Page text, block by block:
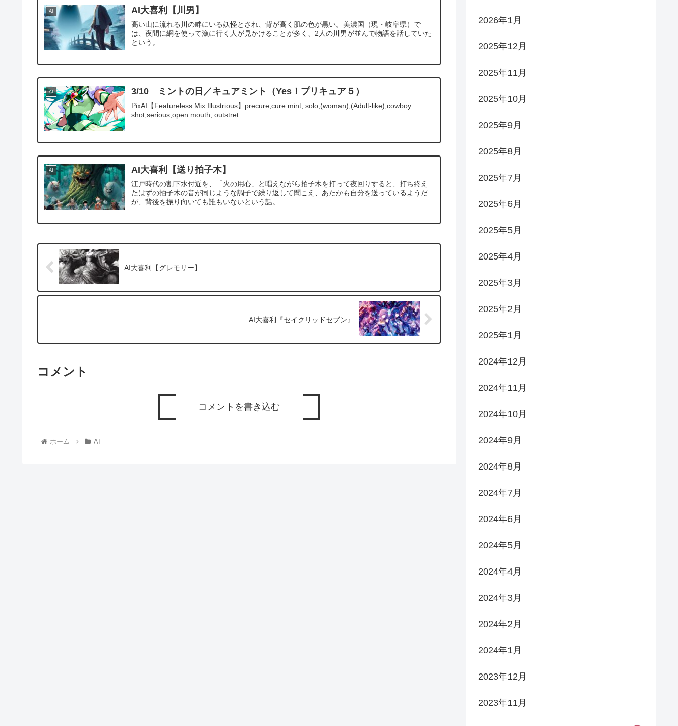
AI AI大喜利【川男】
高い山に流れる川の畔にいる妖怪とされ、背が高く肌の色が黒い。美濃国（現・岐阜県）で
は、夜間に網を使って漁に行く人が見かけることが多く、2人の川男が並んで物語を話していた
という。
AI 3/10 ミントの日／キュアミント（Yes！プリキュア５）
PixAI【Featureless Mix Illustrious】precure,cure mint, solo,(woman),(Adult-like),cowboy
shot,serious,open mouth, outstret...
AI AI大喜利【送り拍子木】
江戸時代の割下水付近を、「火の用心」と唱えながら拍子木を打って夜回りすると、打ち終え
たはずの拍子木の音が同じような調子で繰り返して聞こえ、あたかも自分を送っているようだ
が、背後を振り向いても誰もいないという話。
AI大喜利【グレモリー】
AI大喜利『セイクリッドセブン』
コメント
コメントを書き込む
ホーム AI
2026年1月
2025年12月
2025年11月
2025年10月
2025年9月
2025年8月
2025年7月
2025年6月
2025年5月
2025年4月
2025年3月
2025年2月
2025年1月
2024年12月
2024年11月
2024年10月
2024年9月
2024年8月
2024年7月
2024年6月
2024年5月
2024年4月
2024年3月
2024年2月
2024年1月
2023年12月
2023年11月